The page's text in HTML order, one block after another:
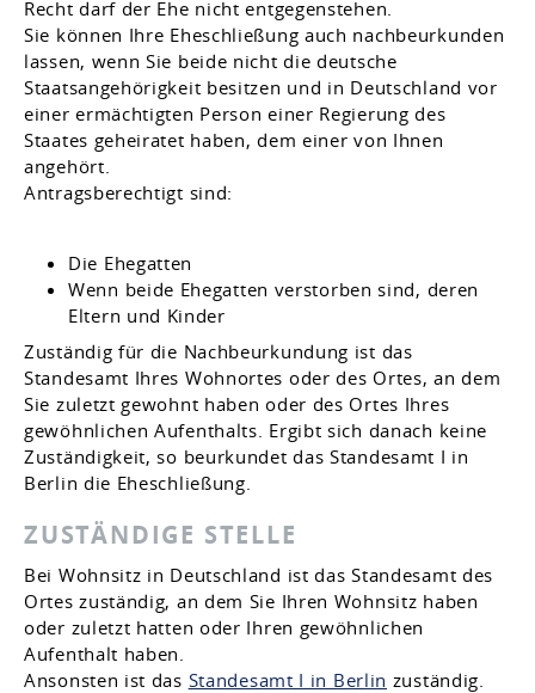
Recht darf der Ehe nicht entgegenstehen.
Sie können Ihre Eheschließung auch nachbeurkunden
lassen, wenn Sie beide nicht die deutsche
Staatsangehörigkeit besitzen und in Deutschland vor
einer ermächtigten Person einer Regierung des
Staates geheiratet haben, dem einer von Ihnen
angehört.
Antragsberechtigt sind:
Die Ehegatten
Wenn beide Ehegatten verstorben sind, deren
Eltern und Kinder
Zuständig für die Nachbeurkundung ist das
Standesamt Ihres Wohnortes oder des Ortes, an dem
Sie zuletzt gewohnt haben oder des Ortes Ihres
gewöhnlichen Aufenthalts. Ergibt sich danach keine
Zuständigkeit, so beurkundet das Standesamt I in
Berlin die Eheschließung.
ZUSTÄNDIGE STELLE
Bei Wohnsitz in Deutschland ist das Standesamt des
Ortes zuständig, an dem Sie Ihren Wohnsitz haben
oder zuletzt hatten oder Ihren gewöhnlichen
Aufenthalt haben.
Ansonsten ist das Standesamt I in Berlin zuständig.